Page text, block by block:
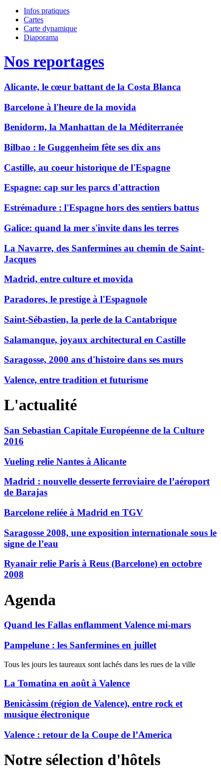
Infos pratiques
Cartes
Carte dynamique
Diaporama
Nos reportages
Alicante, le cœur battant de la Costa Blanca
Barcelone à l'heure de la movida
Benidorm, la Manhattan de la Méditerranée
Bilbao : le Guggenheim fête ses dix ans
Castille, au coeur historique de l'Espagne
Espagne: cap sur les parcs d'attraction
Estrémadure : l'Espagne hors des sentiers battus
Galice: quand la mer s'invite dans les terres
La Navarre, des Sanfermines au chemin de Saint-
Jacques
Madrid, entre culture et movida
Paradores, le prestige à l'Espagnole
Saint-Sébastien, la perle de la Cantabrique
Salamanque, joyaux architectural en Castille
Saragosse, 2000 ans d'histoire dans ses murs
Valence, entre tradition et futurisme
L'actualité
San Sebastian Capitale Européenne de la Culture
2016
Vueling relie Nantes à Alicante
Madrid : nouvelle desserte ferroviaire de l’aéroport
de Barajas
Barcelone reliée à Madrid en TGV
Saragosse 2008, une exposition internationale sous le
signe de l’eau
Ryanair relie Paris à Reus (Barcelone) en octobre
2008
Agenda
Quand les Fallas enflamment Valence mi-mars
Pampelune : les Sanfermines en juillet
Tous les jours les taureaux sont lachés dans les rues de la ville
La Tomatina en août à Valence
Benicàssim (région de Valence), entre rock et
musique électronique
Valence : retour de la Coupe de l’America
Notre sélection d'hôtels